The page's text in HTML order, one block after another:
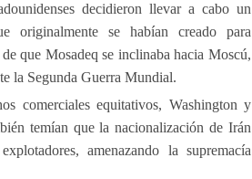
decidieron llevar a cabo un
originalmente se habían creado para
que Mosadeq se inclinaba hacia Moscú,
la Segunda Guerra Mundial.
comerciales equitativos, Washington y
temían que la nacionalización de Irán
amenazando la supremacía